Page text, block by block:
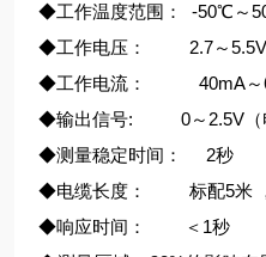
◆工作温度范围： -50℃～
◆工作电压： 2.7～
◆工作电流： 40mA～
◆输出信号: 0～2.5V（电
◆测量稳定时间： 2秒
◆电缆长度： 标配5米 ，
◆响应时间： ＜1秒